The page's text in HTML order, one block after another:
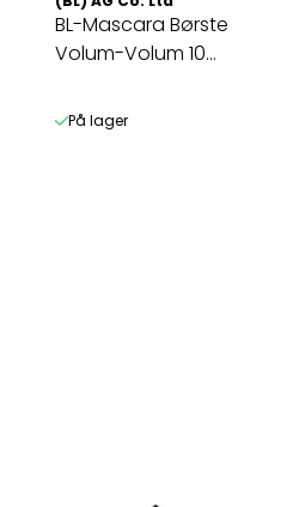
BL-Mascara Børste
Volum-Volum 10
På lager